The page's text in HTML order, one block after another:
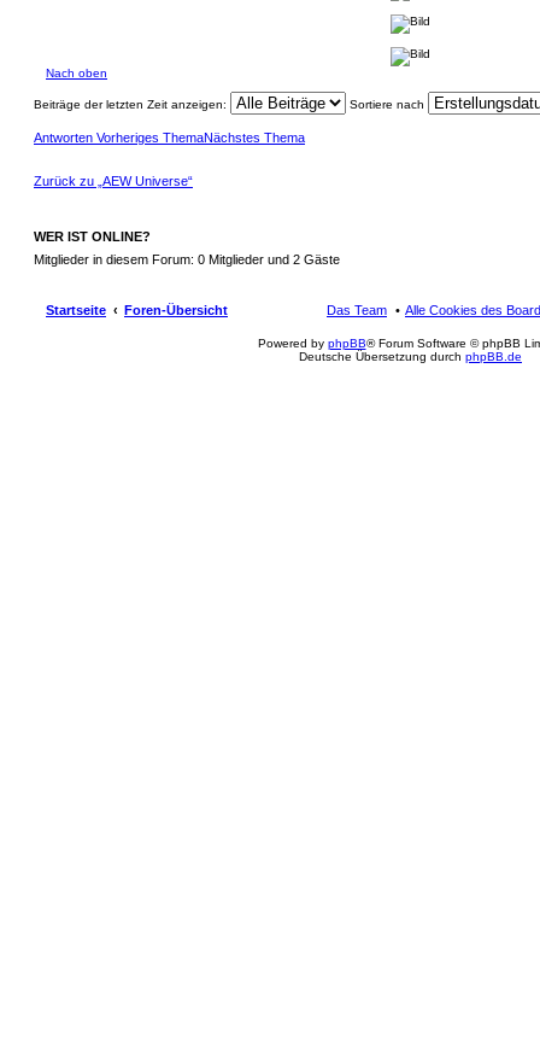
Nach oben
Beiträge der letzten Zeit anzeigen: Sortiere nach
Antworten Vorheriges ThemaNächstes Thema
Zurück zu „AEW Universe“
WER IST ONLINE?
Mitglieder in diesem Forum: 0 Mitglieder und 2 Gäste
Startseite Foren-Übersicht Alle Cookies des
Das Team
Powered by phpBB® Forum Software © phpBB
Deutsche Übersetzung durch phpBB.de